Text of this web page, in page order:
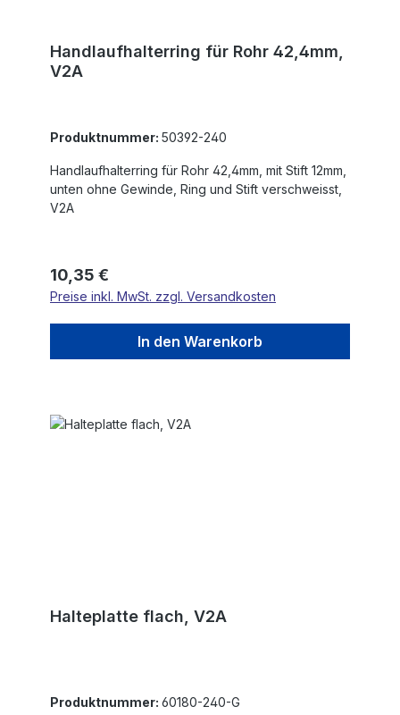
Handlaufhalterring für Rohr 42,4mm,
V2A
Produktnummer: 50392-240
Handlaufhalterring für Rohr 42,4mm, mit Stift 12mm,
unten ohne Gewinde, Ring und Stift verschweisst,
V2A
Regulärer Preis:
10,35 €
Preise inkl. MwSt. zzgl. Versandkosten
In den Warenkorb
Halteplatte flach, V2A
Produktnummer: 60180-240-G